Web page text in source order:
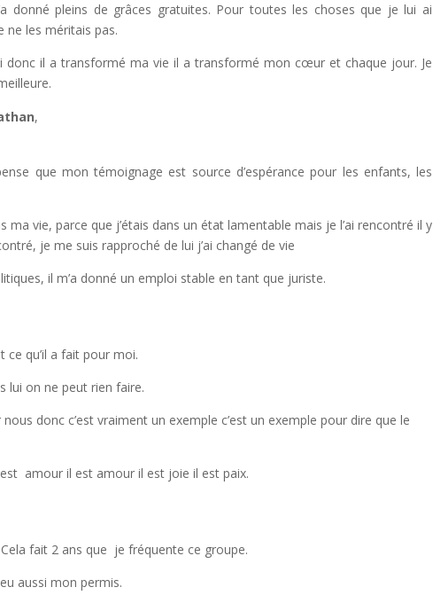
donné pleins de grâces gratuites. Pour toutes les choses que je lui ai
ne les méritais pas.
donc il a transformé ma vie il a transformé mon cœur et chaque jour. Je
,
que mon témoignage est source d’espérance pour les enfants, les
ma vie, parce que j’étais dans un état lamentable mais je l’ai rencontré il y
je me suis rapproché de lui j’ai changé de vie
il m’a donné un emploi stable en tant que juriste.
ce qu’il a fait pour moi.
lui on ne peut rien faire.
donc c’est vraiment un exemple c’est un exemple pour dire que le
amour il est amour il est joie il est paix.
Cela fait 2 ans que je fréquente ce groupe.
aussi mon permis.